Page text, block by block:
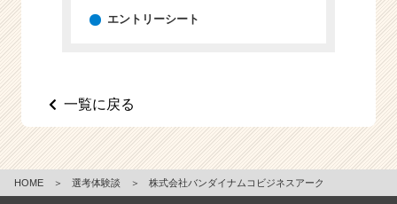
エントリーシート
一覧に戻る
HOME ＞ 選考体験談 ＞ 株式会社バンダイナムコビジネスアーク